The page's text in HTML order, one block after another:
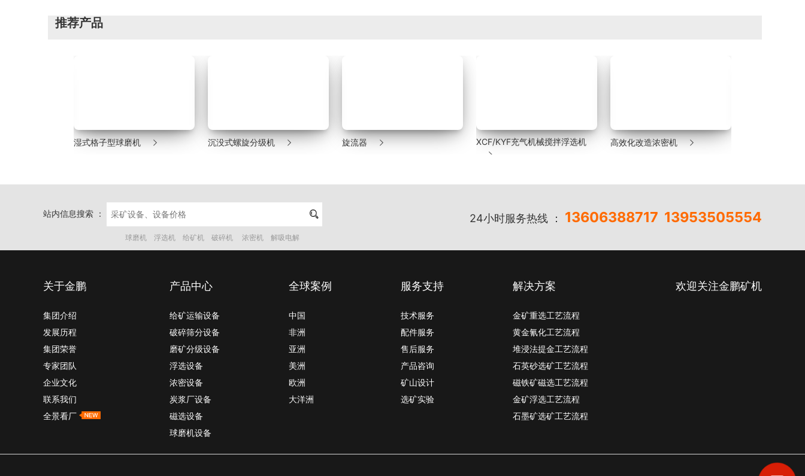
推荐产品
湿式格子型球磨机  沉没式螺旋分级机  旋流器  XCF/KYF充气机械搅拌浮选机

高效化改造浓密机 
站内信息搜索 ：  24小时服务热线 ： 13606388717 13953505554
球磨机 浮选机 给矿机 破碎机 浓密机 解吸电解
关于金鹏
集团介绍
发展历程
集团荣誉
专家团队
企业文化
联系我们
全景看厂
产品中心
给矿运输设备
破碎筛分设备
磨矿分级设备
浮选设备
浓密设备
炭浆厂设备
磁选设备
球磨机设备
全球案例
中国
非洲
亚洲
美洲
欧洲
大洋洲
服务支持
技术服务
配件服务
售后服务
产品咨询
矿山设计
选矿实验
解决方案
金矿重选工艺流程
黄金氰化工艺流程
堆浸法提金工艺流程
石英砂选矿工艺流程
磁铁矿磁选工艺流程
金矿浮选工艺流程
石墨矿选矿工艺流程
欢迎关注金鹏矿机